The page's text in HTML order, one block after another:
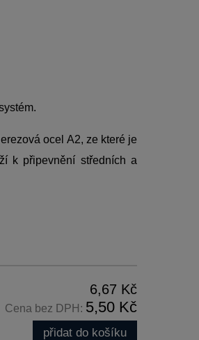
ocel A2, ze které je
k připevnění středních a
6,67 Kč
Cena bez DPH: 5,50 Kč
přidat do košíku